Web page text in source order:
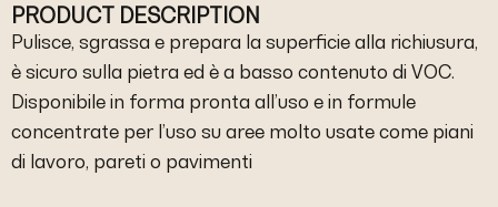
PRODUCT DESCRIPTION
Pulisce, sgrassa e prepara la superficie alla richiusura,
è sicuro sulla pietra ed è a basso contenuto di VOC.
Disponibile in forma pronta all’uso e in formule
concentrate per l’uso su aree molto usate come piani
di lavoro, pareti o pavimenti